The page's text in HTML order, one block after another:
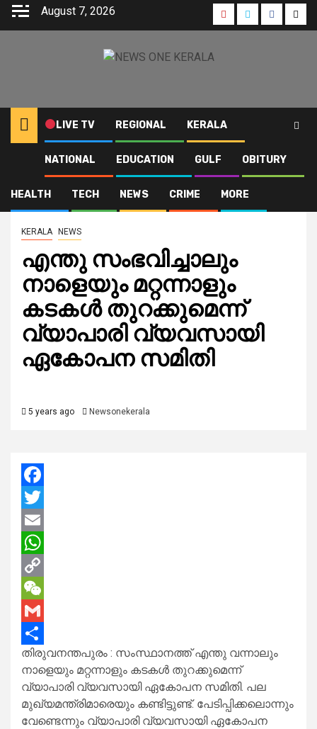
Skip
August 7, 2026 YoutubeInstagramFacebook
LIVE TV REGIONAL KERALA
NATIONAL EDUCATION GULF OBITURY
HEALTH TECH NEWS CRIME MORE
2021 July
16
എന്തു സംഭവിച്ചാലും നാളെയും മറ്റന്നാളും കടകള്‍ തുറക്കുമെന്ന്
വ്യാപാരി വ്യവസായി ഏകോപന സമിതി
KERALA NEWS
എന്തു സംഭവിച്ചാലും
നാളെയും മറ്റന്നാളും
കടകള്‍ തുറക്കുമെന്ന്
വ്യാപാരി വ്യവസായി
ഏകോപന സമിതി
5 years ago Newsonekerala
Facebook
Twitter
Email
WhatsApp
Copy
Link
WeChat
Gmail
Share
തിരുവനന്തപുരം : സംസ്ഥാനത്ത് എന്തു വന്നാലും
നാളെയും മറ്റന്നാളും കടകള്‍ തുറക്കുമെന്ന്
വ്യാപാരി വ്യവസായി ഏകോപന സമിതി. പല
മുഖ്യമന്ത്രിമാരെയും കണ്ടിട്ടുണ്ട്. പേടിപ്പിക്കലൊന്നും
വേണ്ടെന്നും വ്യാപാരി വ്യവസായി ഏകോപന